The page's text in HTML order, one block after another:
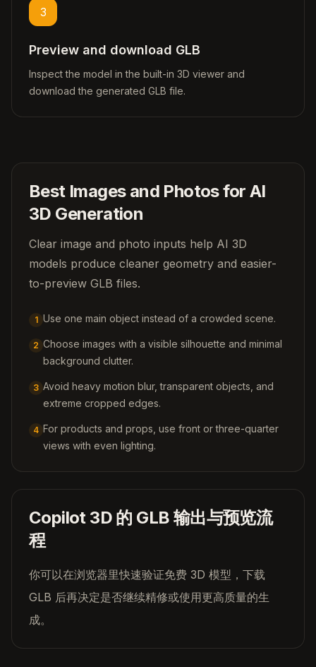
3
Preview and download GLB
Inspect the model in the built-in 3D viewer and
download the generated GLB file.
Best Images and Photos for AI
3D Generation
Clear image and photo inputs help AI 3D
models produce cleaner geometry and easier-
to-preview GLB files.
1 Use one main object instead of a crowded scene.
2 Choose images with a visible silhouette and minimal
background clutter.
3 Avoid heavy motion blur, transparent objects, and
extreme cropped edges.
4 For products and props, use front or three-quarter
views with even lighting.
Copilot 3D 的 GLB 输出与预览流
程
你可以在浏览器里快速验证免费 3D 模型，下载
GLB 后再决定是否继续精修或使用更高质量的生
成。